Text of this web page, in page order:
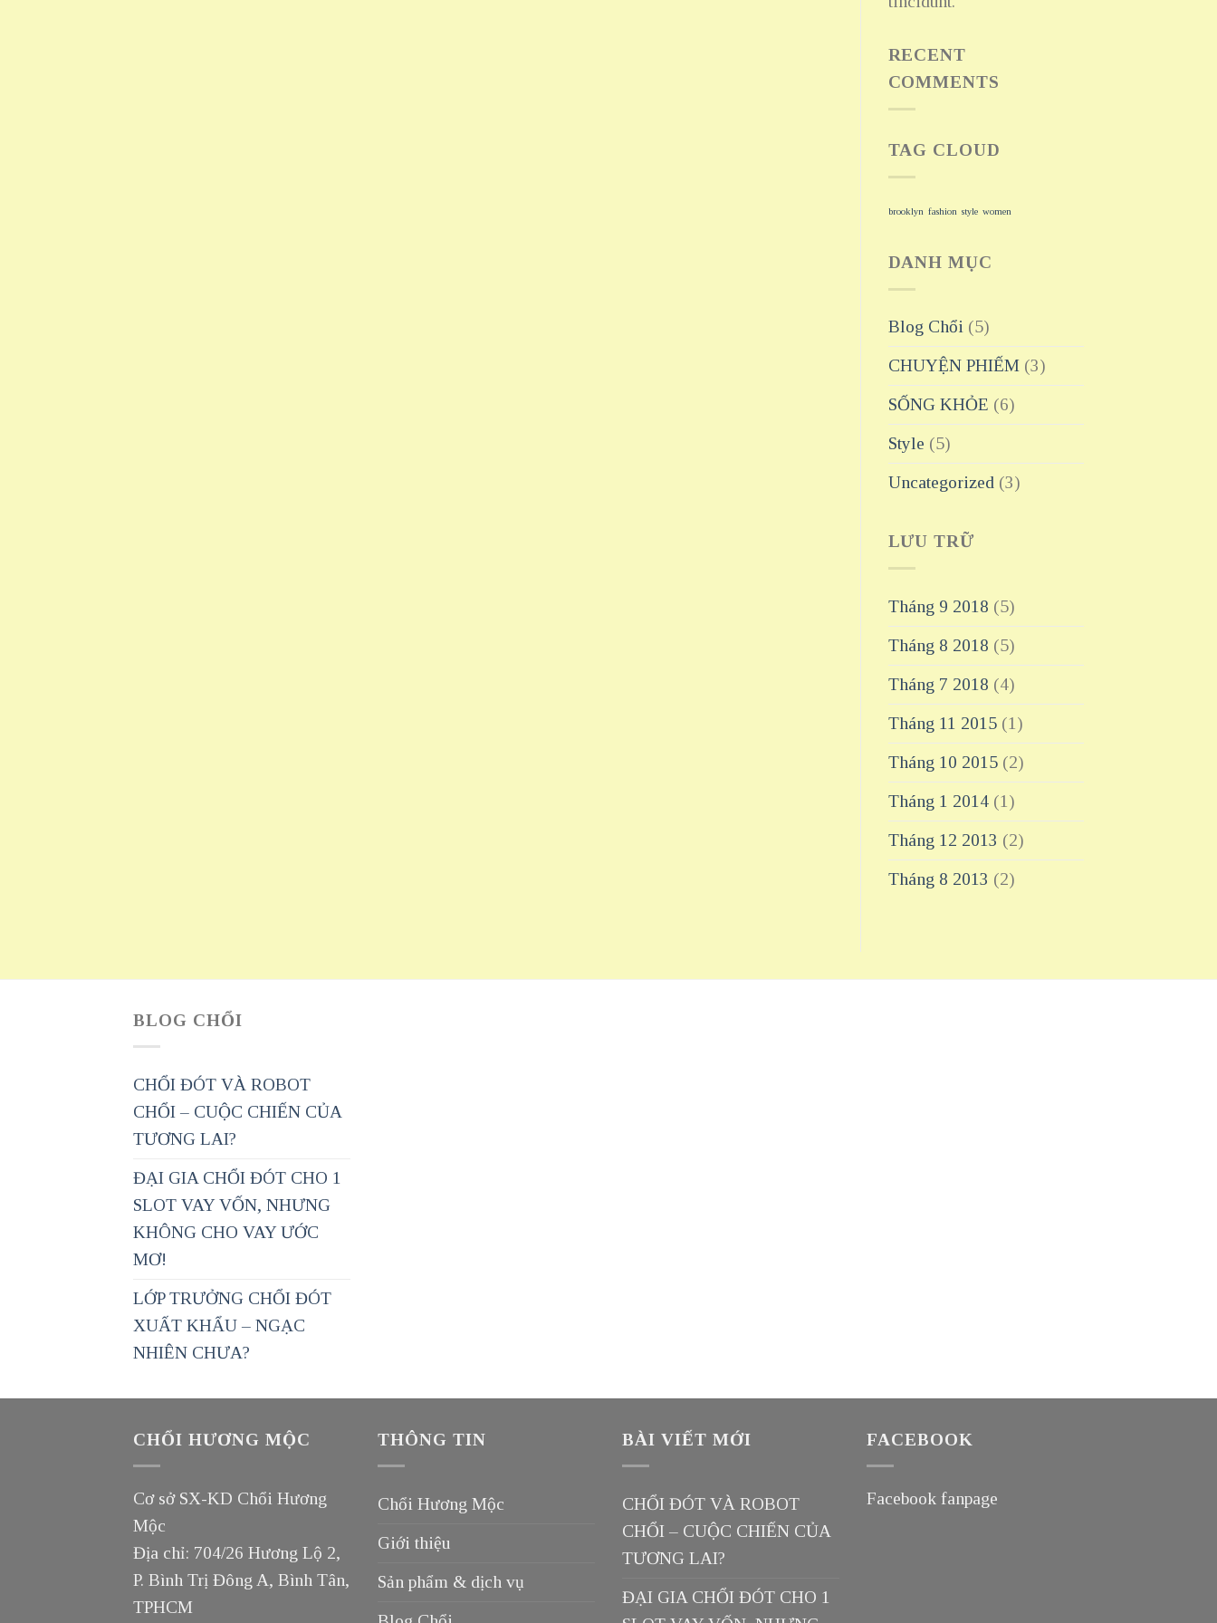
RECENT
COMMENTS
TAG CLOUD
brooklyn fashion style women
DANH MỤC
Blog Chổi(5)
CHUYỆN PHIẾM(3)
SỐNG KHỎE (6)
Style (5)
Uncategorized(3)
LƯU TRỮ
Tháng 9 2018 (5)
Tháng 8 2018 (5)
Tháng 7 2018 (4)
Tháng 11 2015(1)
Tháng 10 2015(2)
Tháng 1 2014(1)
Tháng 12 2013 (2)
Tháng 8 2013 (2)
BLOG CHỔI
CHỔI ĐÓT VÀ ROBOT
CHỔI – CUỘC CHIẾN CỦA
TƯƠNG LAI?
ĐẠI GIA CHỔI ĐÓT CHO 1
SLOT VAY VỐN, NHƯNG
KHÔNG CHO VAY ƯỚC
MƠ!
LỚP TRƯỞNG CHỔI ĐÓT
XUẤT KHẨU – NGẠC
NHIÊN CHƯA?
CHỔI HƯƠNG MỘC
Cơ sở SX-KD Chổi Hương
Mộc
Địa chỉ: 704/26 Hương Lộ 2,
P. Bình Trị Đông A, Bình Tân,
TPHCM
THÔNG TIN
Chổi Hương Mộc
Giới thiệu
Sản phẩm & dịch vụ
BÀI VIẾT MỚI
CHỔI ĐÓT VÀ ROBOT
CHỔI – CUỘC CHIẾN CỦA
TƯƠNG LAI?
ĐẠI GIA CHỔI ĐÓT CHO 1
FACEBOOK
Facebook fanpage